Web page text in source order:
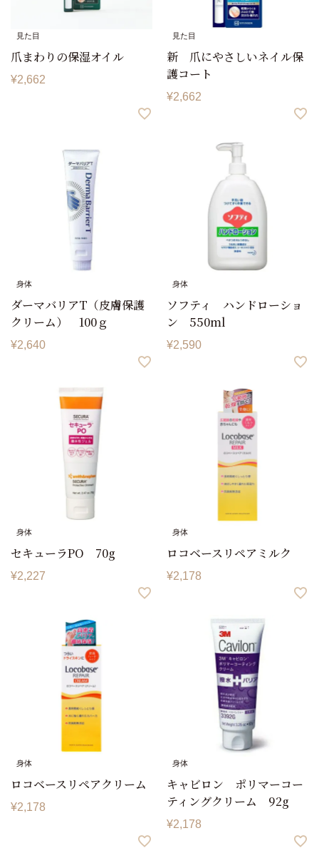
見た目
爪まわりの保湿オイル
¥2,662
見た目
新 爪にやさしいネイル保
護コート
¥2,662
身体
ダーマバリアT（皮膚保護
クリーム） 100ｇ
¥2,640
身体
ソフティ ハンドローショ
ン 550ml
¥2,590
身体
セキューラPO 70g
¥2,227
身体
ロコベースリペアミルク
¥2,178
身体
ロコベースリペアクリーム
¥2,178
身体
キャビロン ポリマーコー
ティングクリーム 92g
¥2,178